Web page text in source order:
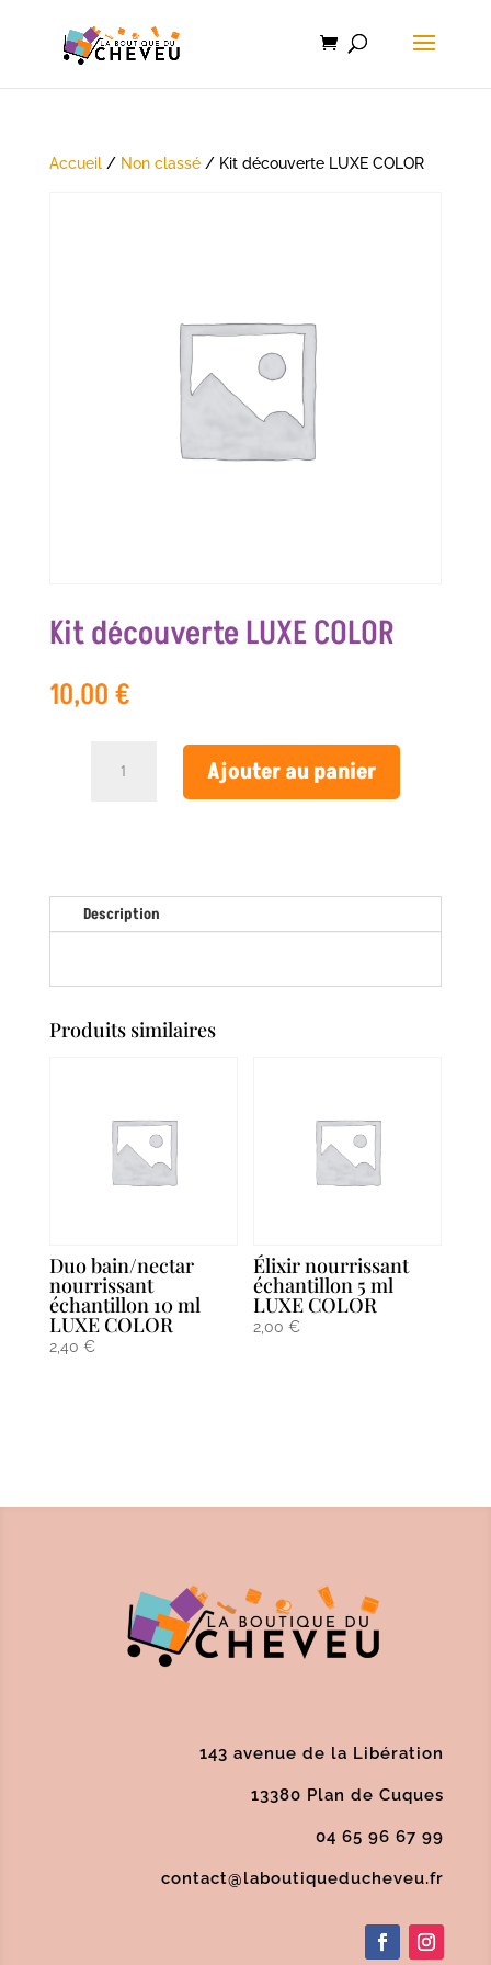
Accueil/ Non classé/ Kit découverte LUXE COLOR
Kit découverte LUXE COLOR
10,00€
Ajouter au panier
Description
Produits similaires
Duo bain/nectar
nourrissant
échantillon 10 ml
LUXE COLOR
2,40 €
Élixir nourrissant
échantillon 5 ml
LUXE COLOR
2,00€
143 avenue de la Libération
13380 Plan de Cuques
04 65 96 67 99
contact@laboutiqueducheveu.fr